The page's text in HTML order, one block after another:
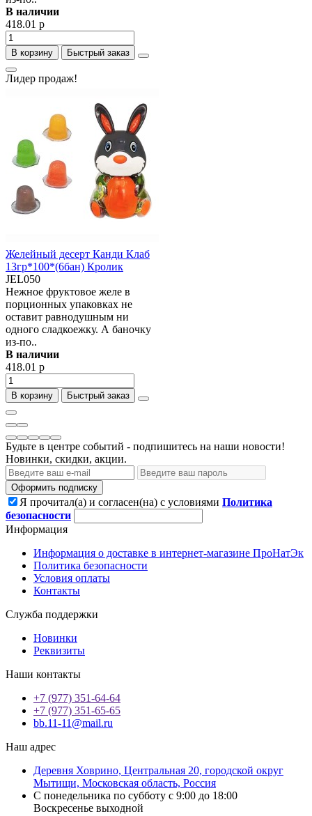
В наличии
418.01 р
В корзину Быстрый заказ
Лидер продаж!
Желейный десерт Канди Клаб
13гр*100*(6бан) Кролик
JEL050
Нежное фруктовое желе в
порционных упаковках не
оставит равнодушным ни
одного сладкоежку. А баночку
из-по..
В наличии
418.01 р
В корзину Быстрый заказ
Будьте в центре событий - подпишитесь на наши новости!
Новинки, скидки, акции.
Оформить подписку
Я прочитал(а) и согласен(на) с условиями Политика
безопасности
Информация
Информация о доставке в интернет-магазине ПроНатЭк
Политика безопасности
Условия оплаты
Контакты
Служба поддержки
Новинки
Реквизиты
Наши контакты
+7 (977) 351-64-64
+7 (977) 351-65-65
bb.11-11@mail.ru
Наш адрес
Деревня Ховрино, Центральная 20, городской округ
Мытищи, Московская область, Россия
С понедельника по субботу с 9:00 до 18:00
Воскресенье выходной